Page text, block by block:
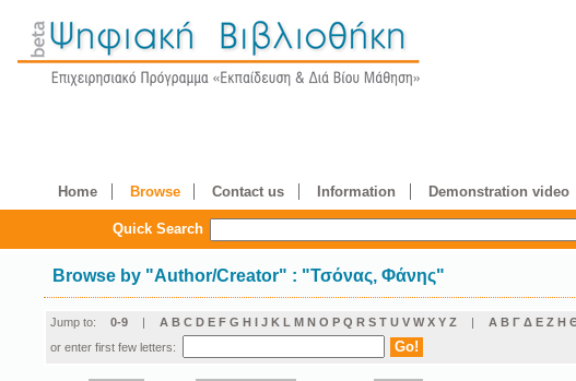
Home Browse Contact us Information Demonstration video
Quick Search
Browse by "Author/Creator" : "Τσόνας, Φάνης"
Jump to: 0-9 | A B C D E F G H I J K L M N O P Q R S T U V W X Y Z | Α Β Γ Δ Ε Ζ Η
or enter first few letters: